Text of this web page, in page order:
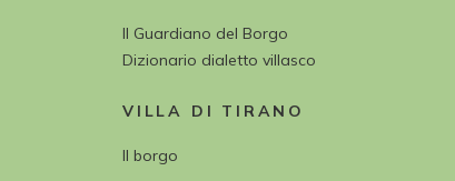
Il Guardiano del Borgo
Dizionario dialetto villasco
VILLA DI TIRANO
Il borgo